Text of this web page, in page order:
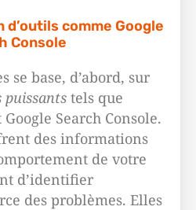
d’outils comme Google
Console
se base, d’abord, sur
puissants tels que
Search Console.
des informations
de votre
d’identifier
des problèmes. Elles